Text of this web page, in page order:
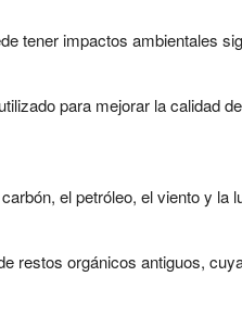
tener impactos ambientales
para mejorar la calidad
el petróleo, el viento y la
restos orgánicos antiguos,